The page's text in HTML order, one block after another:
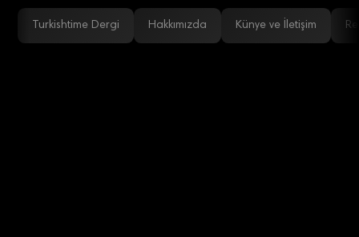
Turkishtime Dergi Hakkımızda Künye ve İletişim